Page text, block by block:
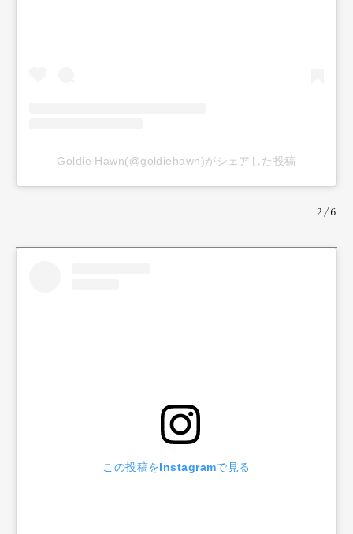
Goldie Hawn(@goldiehawn)がシェアした投稿
2/6
この投稿をInstagramで見る